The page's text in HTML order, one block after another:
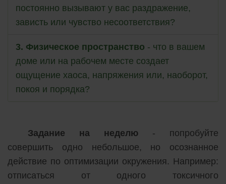
постоянно вызывают у вас раздражение,
зависть или чувство несоответствия?
3. Физическое пространство - что в вашем
доме или на рабочем месте создает
ощущение хаоса, напряжения или, наоборот,
покоя и порядка?
Задание на неделю - попробуйте
совершить одно небольшое, но осознанное
действие по оптимизации окружения. Например:
отписаться от одного токсичного